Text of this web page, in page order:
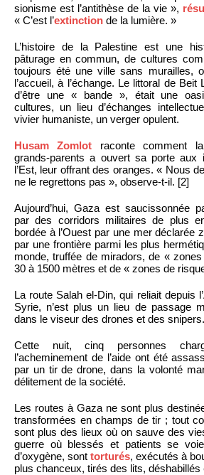
sionisme est l’antithèse de la vie »,
« C’est l’extinction de la lumière. »
L’histoire de la Palestine est une
pâturage en commun, de cultures
toujours été une ville sans murailles,
l’accueil, à l’échange. Le littoral de
d’être une « bande », était une
cultures, un lieu d’échanges
vivier humaniste, un verger opulent.
Husam Zomlot raconte comment
grands-parents a ouvert sa porte aux
l’Est, leur offrant des oranges. « Nous
ne le regrettons pas », observe-t-il. [2]
Aujourd’hui, Gaza est saucissonnée
par des corridors militaires de plus
bordée à l’Ouest par une mer déclarée
par une frontière parmi les plus
monde, truffée de miradors, de «
30 à 1500 mètres et de « zones de
La route Salah el-Din, qui reliait depuis
Syrie, n’est plus un lieu de passage
dans le viseur des drones et des snipers.
Cette nuit, cinq personnes
l’acheminement de l’aide ont été
par un tir de drone, dans la volonté
délitement de la société.
Les routes à Gaza ne sont plus
transformées en champs de tir ; tout
sont plus des lieux où on sauve des
guerre où blessés et patients se
d’oxygène, sont torturés, exécutés à
plus chanceux, tirés des lits,